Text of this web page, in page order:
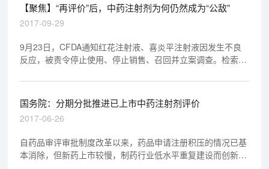
【聚焦】“再评价”后，中药注射剂为何仍然成为“公敌”
2017-09-29
9月23日，CFDA通知红花注射液、喜炎平注射液因发生不良
反应，被责令停止使用、停止销售、召回并立案调查。检索总
见，这次点名也折射出了CFDA对中药注射剂的态度。
国务院：分期分批推进已上市中药注射剂评价
2017-06-26
自药品审评审批制度改革以来，药品申请注册积压的情况已基
本消除，但新药上市较慢，制药行业低水平重复建设而创新能